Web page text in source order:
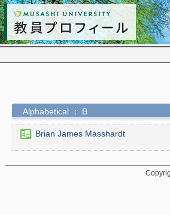
Alphabetical ： B
Brian James Masshardt